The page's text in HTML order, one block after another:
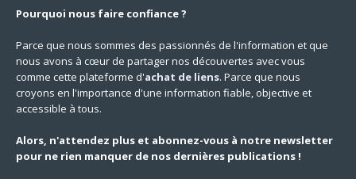
Pourquoi nous faire confiance ?
Parce que nous sommes des passionnés de l'information et que
nous avons à cœur de partager nos découvertes avec vous
comme cette plateforme d'achat de liens. Parce que nous
croyons en l'importance d'une information fiable, objective et
accessible à tous.
Alors, n'attendez plus et abonnez-vous à notre newsletter
pour ne rien manquer de nos dernières publications !